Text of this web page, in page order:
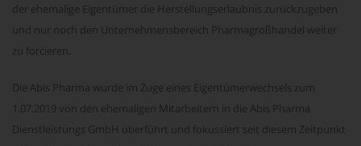
der ehemalige Eigentümer die Herstellungserlaubnis zurückzugeben
und nur noch den Unternehmensbereich Pharmagroßhandel weiter
zu forcieren.
Die Abis Pharma wurde im Zuge eines Eigentümerwechsels zum
1.07.2019 von den ehemaligen Mitarbeitern in die Abis Pharma
Dienstleistungs GmbH überführt und fokussiert seit diesem Zeitpunkt